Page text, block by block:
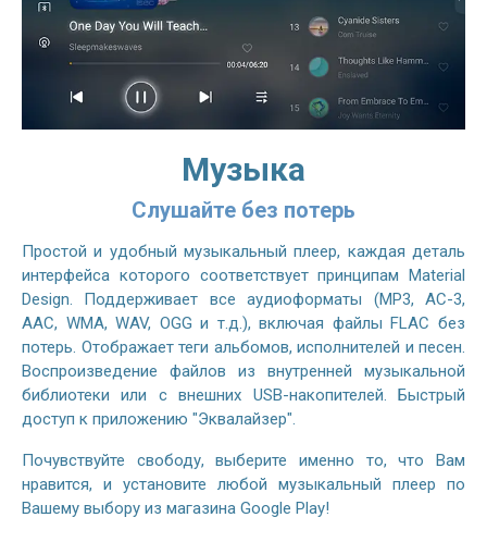
Музыка
Слушайте без потерь
Простой и удобный музыкальный плеер, каждая деталь
интерфейса которого соответствует принципам Material
Design. Поддерживает все аудиоформаты (MP3, AC-3,
AAC, WMA, WAV, OGG и т.д.), включая файлы FLAC без
потерь. Отображает теги альбомов, исполнителей и песен.
Воспроизведение файлов из внутренней музыкальной
библиотеки или с внешних USB-накопителей. Быстрый
доступ к приложению "Эквалайзер".
Почувствуйте свободу, выберите именно то, что Вам
нравится, и установите любой музыкальный плеер по
Вашему выбору из магазина Google Play!